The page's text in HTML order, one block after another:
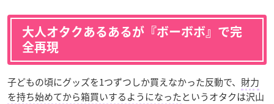
大人オタクあるあるが『ボーボボ』で完
全再現
子どもの頃にグッズを1つずつしか買えなかった反動で、 財力
を持ち始めてから箱買いするようになったというオタクは沢山